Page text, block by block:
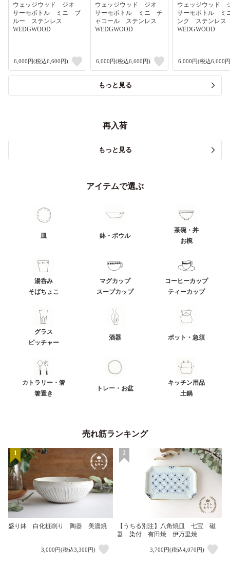
ウェッジウッド ジオ
サーモボトル ミニ ブ
ルー ステンレス
WEDGWOOD
6,000円(税込6,600円)
ウェッジウッド ジオ
サーモボトル ミニ チ
ャコール ステンレス
WEDGWOOD
6,000円(税込6,600円)
ウェッジウッド
サーモボトル
ンク ステンレ
WEDGWOOD
6,000円(税込6,600
もっと見る
再入荷
もっと見る
アイテムで選ぶ
皿 鉢・ボウル
茶碗・丼
お椀
湯呑み
そばちょこ
マグカップ
スープカップ
コーヒーカップ
ティーカップ
グラス
ピッチャー
酒器 ポット・急須
カトラリー・箸
箸置き
トレー・お盆
キッチン用品
土鍋
売れ筋ランキング
1
盛り鉢 白化粧削り 陶器 美濃焼
3,000円(税込3,300円)
2
【うちる別注】八角焼皿 七宝 磁
器 染付 有田焼 伊万里焼
3,700円(税込4,070円)